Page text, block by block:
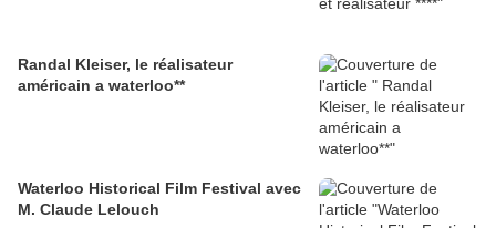
Randal Kleiser, le réalisateur
américain a waterloo**
Waterloo Historical Film Festival avec
M. Claude Lelouch